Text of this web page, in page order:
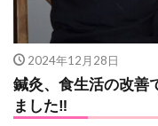
2024年12月28日
鍼灸、食生活の改善
ました‼